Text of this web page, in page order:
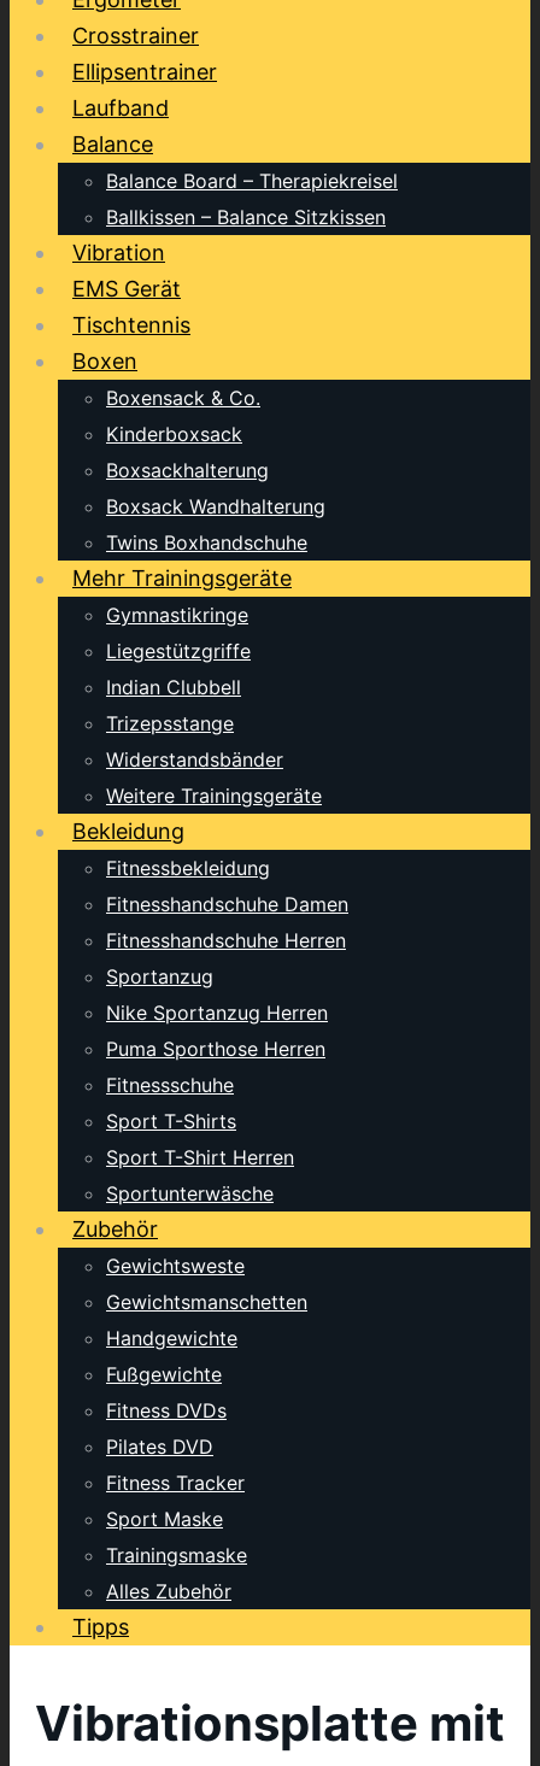
Crosstrainer
Ellipsentrainer
Laufband
Balance
Balance Board – Therapiekreisel
Ballkissen – Balance Sitzkissen
Vibration
EMS Gerät
Tischtennis
Boxen
Boxensack & Co.
Kinderboxsack
Boxsackhalterung
Boxsack Wandhalterung
Twins Boxhandschuhe
Mehr Trainingsgeräte
Gymnastikringe
Liegestützgriffe
Indian Clubbell
Trizepsstange
Widerstandsbänder
Weitere Trainingsgeräte
Bekleidung
Fitnessbekleidung
Fitnesshandschuhe Damen
Fitnesshandschuhe Herren
Sportanzug
Nike Sportanzug Herren
Puma Sporthose Herren
Fitnessschuhe
Sport T-Shirts
Sport T-Shirt Herren
Sportunterwäsche
Zubehör
Gewichtsweste
Gewichtsmanschetten
Handgewichte
Fußgewichte
Fitness DVDs
Pilates DVD
Fitness Tracker
Sport Maske
Trainingsmaske
Alles Zubehör
Tipps
Vibrationsplatte mit